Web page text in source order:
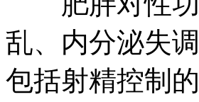
乱、内分泌失
包括射精控制